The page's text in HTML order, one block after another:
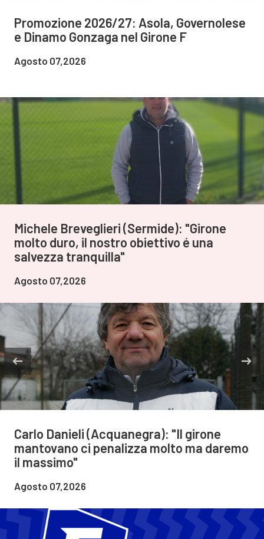
Promozione 2026/27: Asola, Governolese
e Dinamo Gonzaga nel Girone F
Agosto 07,2026
Michele Breveglieri (Sermide): "Girone
molto duro, il nostro obiettivo é una
salvezza tranquilla"
Agosto 07,2026
Carlo Danieli (Acquanegra): "Il girone
mantovano ci penalizza molto ma daremo
il massimo"
Agosto 07,2026